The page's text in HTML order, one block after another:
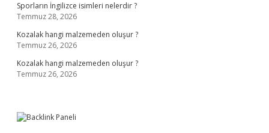
Sporların İngilizce isimleri nelerdir ?
Temmuz 28, 2026
Kozalak hangi malzemeden oluşur ?
Temmuz 26, 2026
Kozalak hangi malzemeden oluşur ?
Temmuz 26, 2026